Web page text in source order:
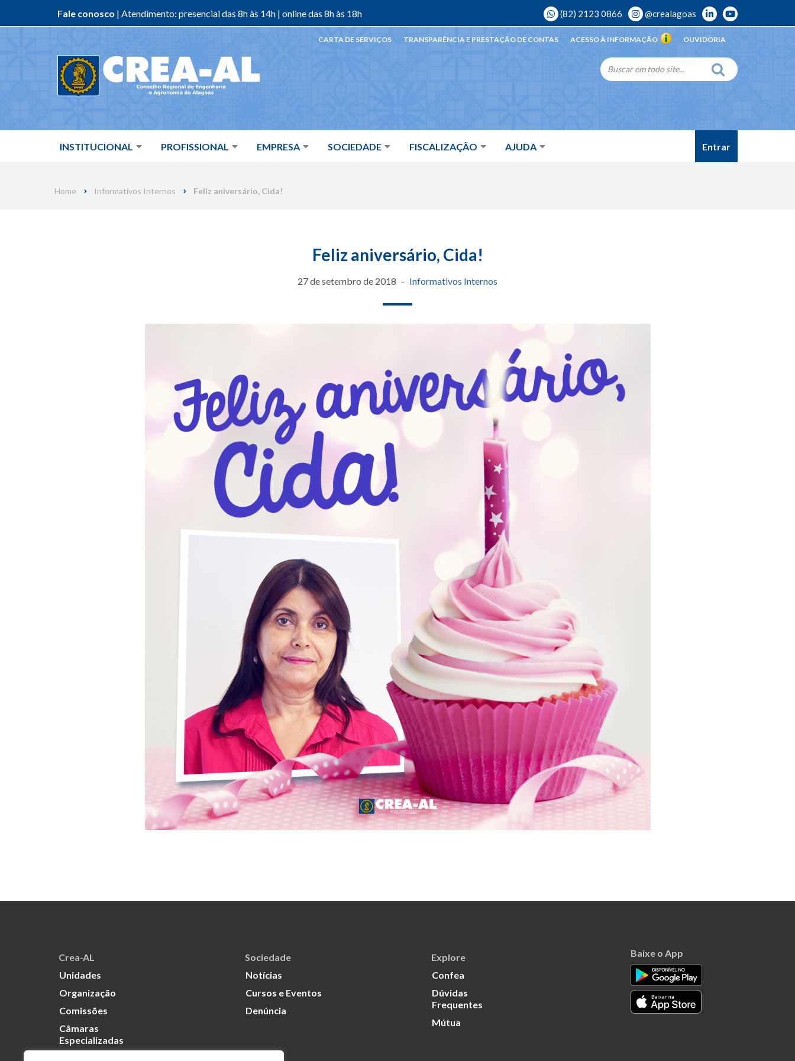
Fale conosco | Atendimento: presencial das 8h às 14h | online das 8h às 18h (82) 2123 0866 @crealagoas
INSTITUCIONAL PROFISSIONAL EMPRESA SOCIEDADE FISCALIZAÇÃO AJUDA
OUVIDORIA
ACESSO À INFORMAÇÃO
TRANSPARÊNCIA E PRESTAÇÃO DE CONTAS
CARTA DE SERVIÇOS
Entrar
Home Informativos Internos Feliz aniversário, Cida!
Feliz aniversário, Cida!
27 de setembro de 2018 Informativos Internos
Crea-AL
Unidades
Organização
Comissões
Câmaras
Especializadas
Sociedade
Notícias
Cursos e Eventos
Denúncia
Explore
Confea
Dúvidas
Frequentes
Mútua
Baixe o App